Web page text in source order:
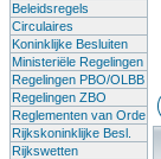
Beleidsregels
Circulaires
Koninklijke Besluiten
Ministeriële Regelingen
Regelingen PBO/OLBB
Regelingen ZBO
Reglementen van Orde
Rijkskoninklijke Besl.
Rijkswetten